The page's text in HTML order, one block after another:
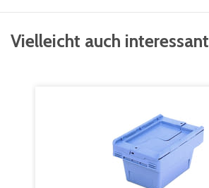
Vielleicht auch interessant